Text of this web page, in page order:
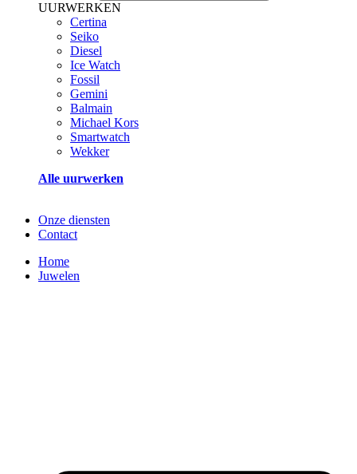
UURWERKEN
Certina
Seiko
Diesel
Ice Watch
Fossil
Gemini
Balmain
Michael Kors
Smartwatch
Wekker
Alle uurwerken
Onze diensten
Contact
Home
Juwelen